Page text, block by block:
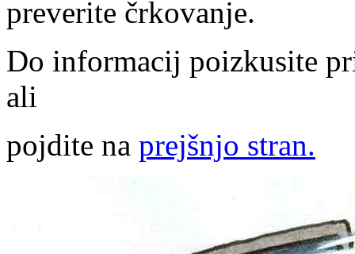
preverite črkovanje.
Do informacij poizkusite
ali
pojdite na prejšnjo stran.